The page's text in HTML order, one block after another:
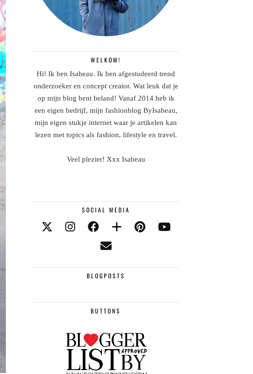
WELKOM!
Hi! Ik ben Isabeau. Ik ben afgestudeerd trend
onderzoeker en concept creator. Wat leuk dat je
op mijn blog bent beland! Vanaf 2014 heb ik
een eigen bedrijf, mijn fashionblog ByIsabeau,
mijn eigen stukje internet waar je artikelen kan
lezen met topics als fashion, lifestyle en travel.
Veel plezier! Xxx Isabeau
SOCIAL MEDIA
BLOGPOSTS
BUTTONS